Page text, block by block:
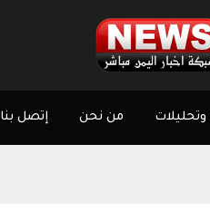
وتحليلات من نحن إتصل بنا